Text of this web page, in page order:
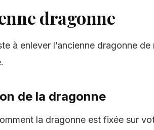
dragonne
à enlever l’ancienne dragonne
de la dragonne
la dragonne est fixée sur